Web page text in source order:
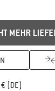
MEHR
(DE)